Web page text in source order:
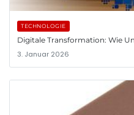
TECHNOLOGIE
Digitale Transformation: Wie
3. Januar 2026